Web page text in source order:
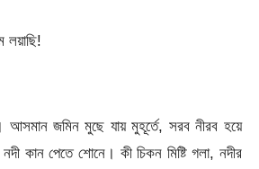
লয়াছি!
জমিন মুছে যায় মুহূর্তে, সরব নীরব হয়ে
কান পেতে শোনে। কী চিকন মিষ্টি গলা, নদীর